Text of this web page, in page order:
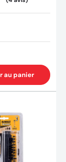
au panier